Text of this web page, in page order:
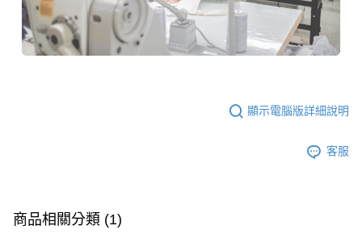
顯示電腦版詳細說明
客服
商品相關分類 (1)